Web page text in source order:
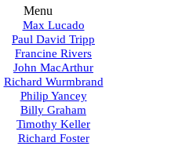
Menu
Max Lucado
Paul David Tripp
Francine Rivers
John MacArthur
Richard Wurmbrand
Philip Yancey
Billy Graham
Timothy Keller
Richard Foster